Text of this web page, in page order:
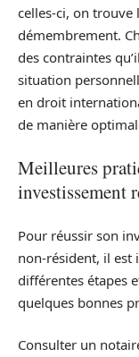
celles-ci, on trouve
démembrement.
des contraintes
situation
en droit
de manière
Meilleures
investissement
Pour réussir son
non-résident, il est
différentes étapes
quelques bonnes
Consulter un